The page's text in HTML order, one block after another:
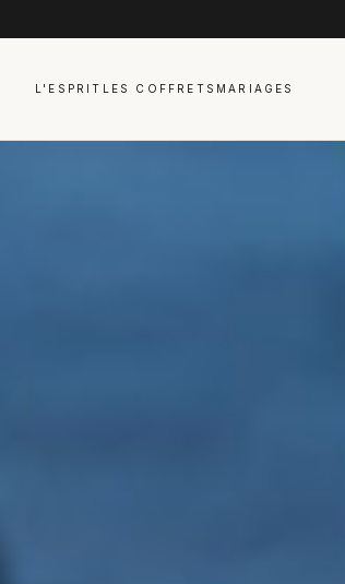
L'ESPRIT LES COFFRETS MARIAGES